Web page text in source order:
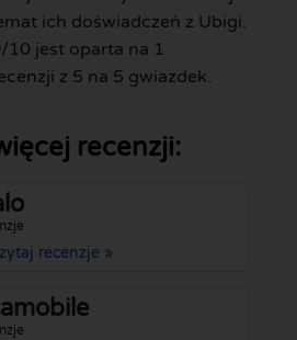
ich doświadczeń z Ubigi.
10 jest oparta na 1
z 5 na 5 gwiazdek.
recenzji:
recenzje »